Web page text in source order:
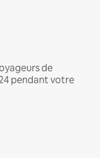
de
pendant votre